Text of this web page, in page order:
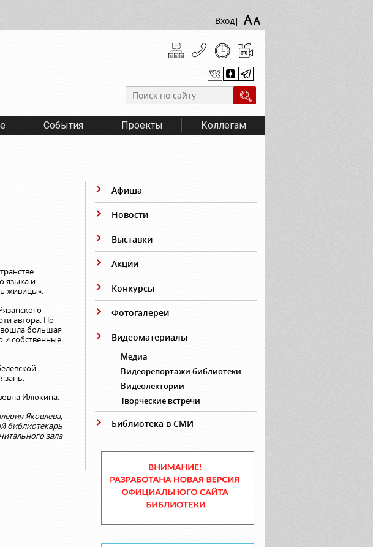
Вход| AA
События Проекты Коллегам
языка и
живицы».
автора. По
вошла большая
и собственные
Илюкина.
Яковлева,
библиотекарь
зала
Афиша
Новости
Выставки
Акции
Конкурсы
Фотогалереи
Видеоматериалы
Медиа
Видеорепортажи библиотеки
Видеолектории
Творческие встречи
Библиотека в СМИ